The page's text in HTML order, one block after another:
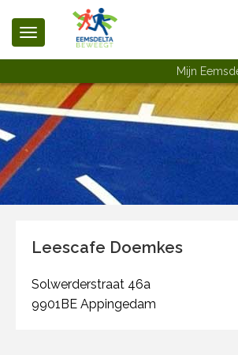
Mijn
Leescafe Doemkes
Solwerderstraat 46a
9901BE Appingedam